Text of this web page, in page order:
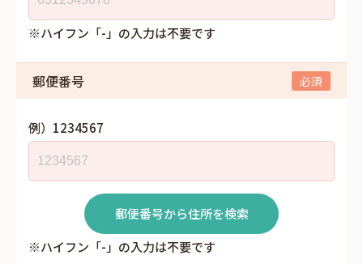
※ハイフン「-」の入力は不要です
郵便番号
例）1234567
郵便番号から住所を検索
※ハイフン「-」の入力は不要です